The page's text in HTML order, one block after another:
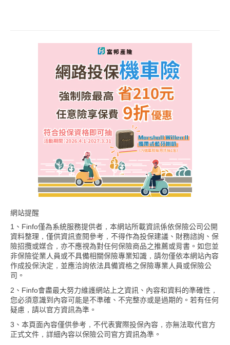
網站提醒
1、Finfo僅為系統服務提供者，本網站所載資訊係依保險公司公開
資料整理，僅供資訊查閱參考，不得作為投保建議、財務諮詢、保
險招攬或媒合，亦不應視為對任何保險商品之推薦或背書。如您並
非保險從業人員或不具備相關保險專業知識，請勿僅依本網站內容
作成投保決定，並應洽詢依法具備資格之保險專業人員或保險公
司。
2、Finfo會盡最大努力維護網站上之資訊、內容和資料的準確性，
您必須意識到內容可能是不準確、不完整亦或是過期的。若有任何
疑慮，請以官方資訊為準。
3、本頁面內容僅供參考，不代表實際投保內容，亦無法取代官方
正式文件，詳細內容以保險公司官方資訊為準。